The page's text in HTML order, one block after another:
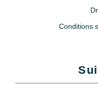
Conditions